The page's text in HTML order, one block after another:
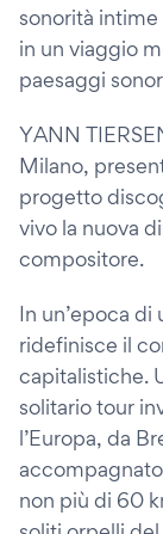
sonorità
in un viaggio
paesaggi
YANN
Milano,
progetto
vivo la nuova
compositore.
In un’epoca di
ridefinisce il
capitalistiche.
solitario tour
l’Europa, da
non più di 60